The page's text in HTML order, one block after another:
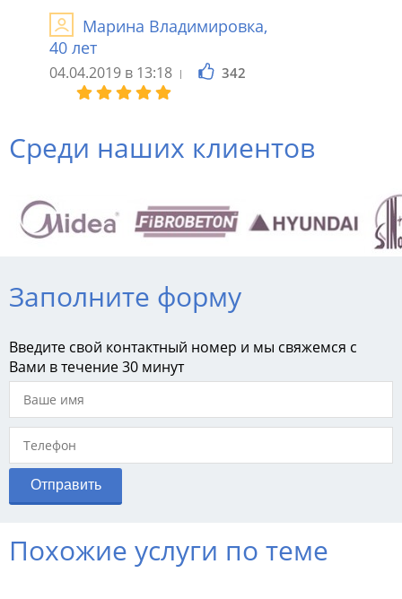
Марина Владимировка,
40 лет
04.04.2019 в 13:18 342
Среди наших клиентов
Заполните форму
Введите свой контактный номер и мы свяжемся с
Вами в течение 30 минут
Похожие услуги по теме